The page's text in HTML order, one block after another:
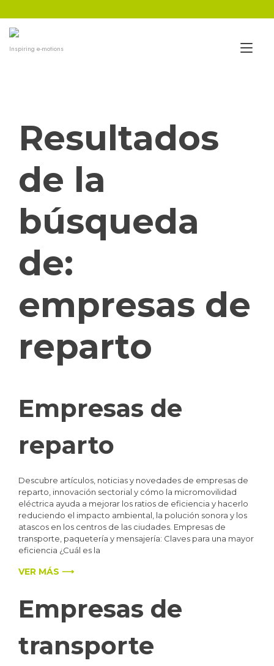
al
contenido
Inspiring e-motions
Resultados
de la
búsqueda
de:
empresas de
reparto
Empresas de
reparto
Descubre artículos, noticias y novedades de empresas de
reparto, innovación sectorial y cómo la micromovilidad
eléctrica ayuda a mejorar los ratios de eficiencia y hacerlo
reduciendo el impacto ambiental, la polución sonora y los
atascos en los centros de las ciudades. Empresas de
transporte, paquetería y mensajería: Claves para una mayor
eficiencia ¿Cuál es la
VER MÁS ⟶
Empresas de
transporte